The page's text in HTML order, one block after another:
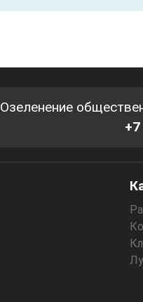
Озеленение